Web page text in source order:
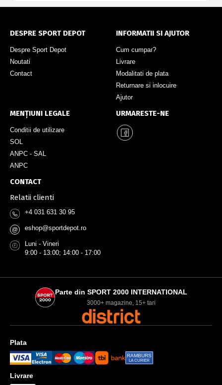
DESPRE SPORT DEPOT
Despre Sport Depot
Noutati
Contact
INFORMATII SI AJUTOR
Cum cumpar?
Livrare
Modalitati de plata
Returnare si inlocuire
Ajutor
MENȚIUNI LEGALE
Conditii de utilizare
SOL
ANPC - SAL
ANPC
URMARESTE-NE
CONTACT
Relatii clienti
+4 031 631 30 95
@ eshop@sportdepot.ro
Luni - Vineri
9:00 - 13:00; 14:00 - 17:00
Parte din SPORT 2000 INTERNATIONAL
3000+ magazine, 15+ tari
Plata
RAMBURS
LA CURIER
Livrare